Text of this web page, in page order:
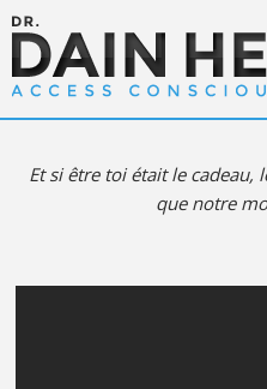
Et si être toi était le cadeau,
que notre